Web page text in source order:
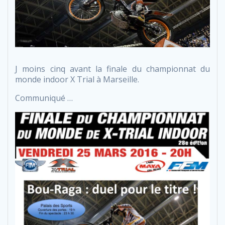
J moins cinq avant la finale du championnat du
monde indoor X Trial à Marseille.
Communiqué …